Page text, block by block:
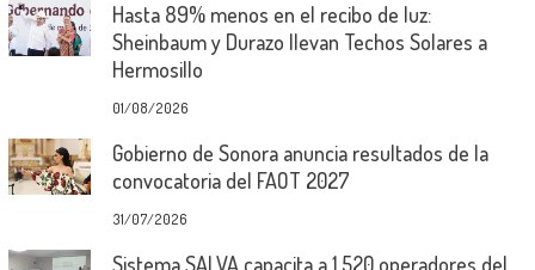
Hasta 89% menos en el recibo de luz:
Sheinbaum y Durazo llevan Techos Solares a
Hermosillo
01/08/2026
Gobierno de Sonora anuncia resultados de la
convocatoria del FAOT 2027
31/07/2026
Sistema SALVA capacita a 1,520 operadores del